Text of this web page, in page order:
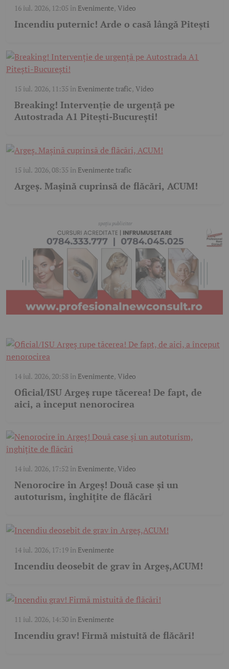
16 iul. 2026, 12:05 în Evenimente,Video
Incendiu puternic! Arde o casă lângă Pitești
15 iul. 2026, 11:35 în Evenimente trafic, Video
Breaking! Intervenție de urgență pe
Autostrada A1 Pitești-București!
15 iul. 2026, 08:35 în Evenimente trafic
Argeș. Mașină cuprinsă de flăcări, ACUM!
14 iul. 2026, 20:58în Evenimente,Video
Oficial/ISU Argeș rupe tăcerea! De fapt, de
aici, a început nenorocirea
14 iul. 2026, 17:52 în Evenimente,Video
Nenorocire în Argeș! Două case și un
autoturism, înghițite de flăcări
14 iul. 2026, 17:19în Evenimente
Incendiu deosebit de grav în Argeș,ACUM!
11 iul. 2026, 14:30în Evenimente
Incendiu grav! Firmă mistuită de flăcări!